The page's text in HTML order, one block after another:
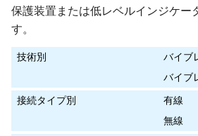
保護装置または低レベルインジケー
す。
技術別
バイブ
バイブ
接続タイプ別
有線
無線